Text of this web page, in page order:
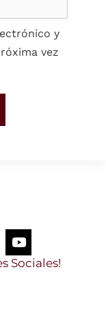
y
vez
es Sociale